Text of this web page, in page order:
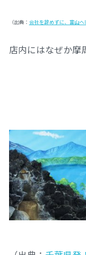
（出典： 会社を辞めずに、富山
店内にはなぜか摩